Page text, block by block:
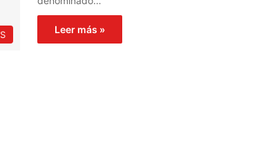
Leer más »